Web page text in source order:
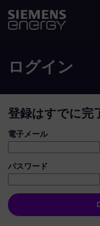
ログイン
登録はすでに完
ログイン：ユーザーとパ
電子メール
パスワード